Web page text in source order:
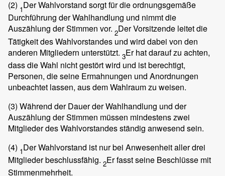
(2) 1Der Wahlvorstand sorgt für die ordnungsgemäße
Durchführung der Wahlhandlung und nimmt die
Auszählung der Stimmen vor. 2Der Vorsitzende leitet die
Tätigkeit des Wahlvorstandes und wird dabei von den
anderen Mitgliedern unterstützt. 3Er hat darauf zu achten,
dass die Wahl nicht gestört wird und ist berechtigt,
Personen, die seine Ermahnungen und Anordnungen
unbeachtet lassen, aus dem Wahlraum zu weisen.
(3) Während der Dauer der Wahlhandlung und der
Auszählung der Stimmen müssen mindestens zwei
Mitglieder des Wahlvorstandes ständig anwesend sein.
(4) 1Der Wahlvorstand ist nur bei Anwesenheit aller drei
Mitglieder beschlussfähig. 2Er fasst seine Beschlüsse mit
Stimmenmehrheit.